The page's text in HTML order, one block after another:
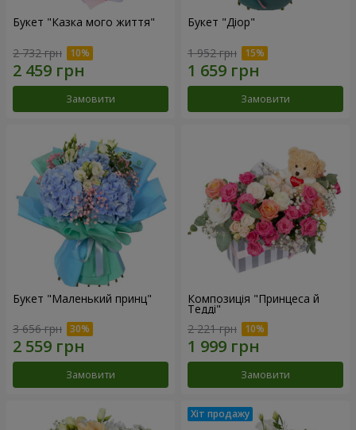
Букет "Казка мого життя"
2 732 грн
Замовити
Букет "Діор"
1 952 грн
Замовити
Букет "Маленький принц"
3 656 грн
Замовити
Композиція "Принцеса й
Тедді"
2 221 грн
Замовити